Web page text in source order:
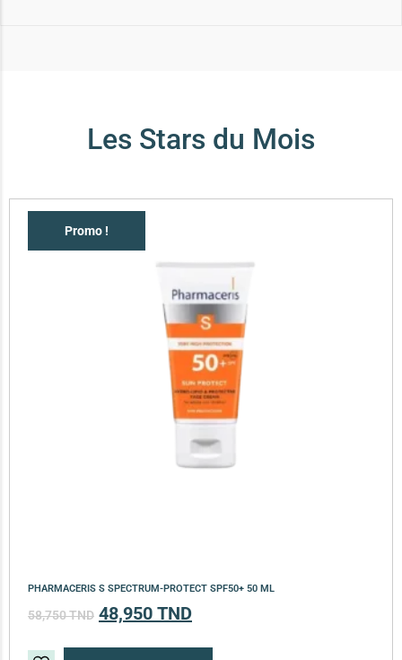
Les Stars du Mois
Promo !
PHARMACERIS S SPECTRUM-PROTECT SPF50+ 50 ML
58,750TND 48,950 TND